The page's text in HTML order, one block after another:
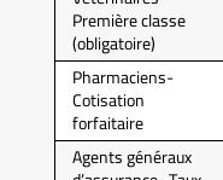
Première classe
(obligatoire)
Pharmaciens-
Cotisation
forfaitaire
Agents généraux